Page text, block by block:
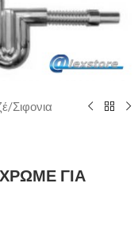
/Σιφονια
ΓΙΑ